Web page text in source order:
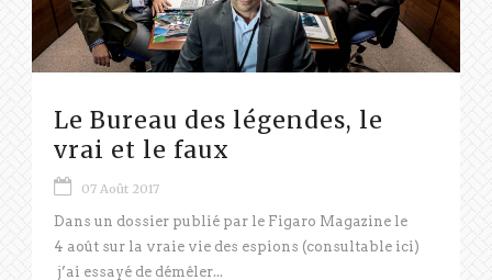
Le Bureau des légendes, le
vrai et le faux
07 Août 2017
Dans un dossier publié par le Figaro Magazine le
4 août sur la vraie vie des espions (consultable ici)
j’ai essayé de démêler...